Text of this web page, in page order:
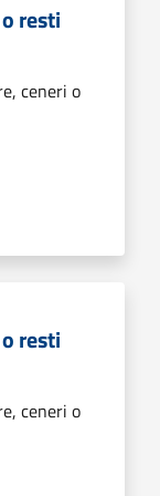
resti
ceneri o
resti
ceneri o